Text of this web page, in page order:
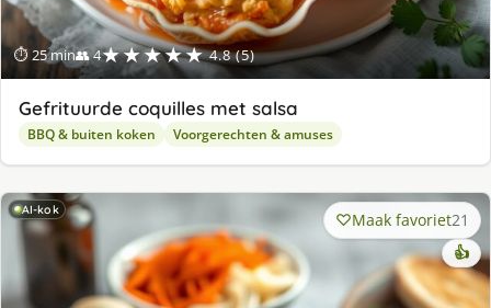
⏱ 25 min👥 4★★★★★ 4.8 (5)
Gefrituurde coquilles met salsa
BBQ & buiten koken Voorgerechten & amuses
AI-kok Maak favoriet21
👍